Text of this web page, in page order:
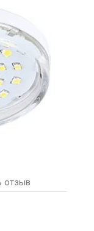
отзыв